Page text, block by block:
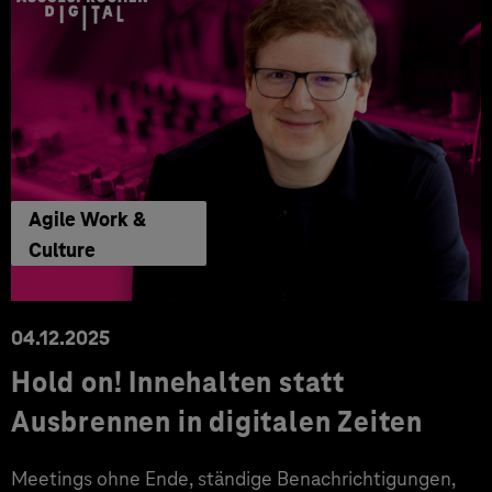
Agile Work &
Culture
04.12.2025
Hold on! Innehalten statt
Ausbrennen in digitalen Zeiten
Meetings ohne Ende, ständige Benachrichtigungen,